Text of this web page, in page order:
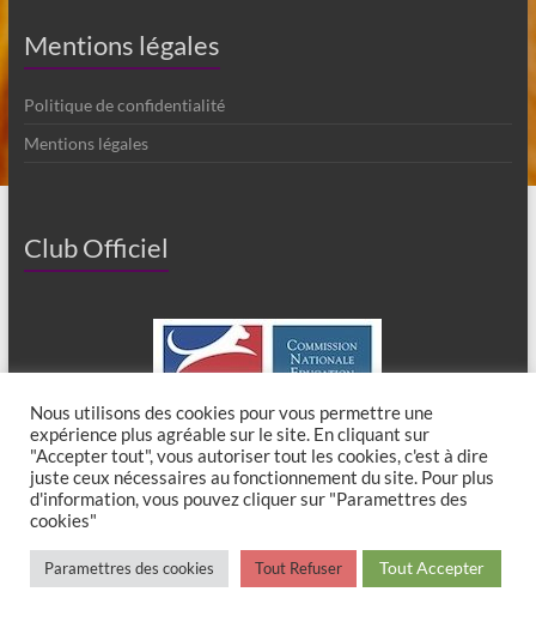
Mentions légales
Politique de confidentialité
Mentions légales
Club Officiel
Copyright © 2026Club Canin de Chaumes en Brie. All rights reserved. Theme
Spaciousby ThemeGrill. Powered by: WordPress.
Nous utilisons des cookies pour vous permettre une
expérience plus agréable sur le site. En cliquant sur
"Accepter tout", vous autoriser tout les cookies, c'est à dire
juste ceux nécessaires au fonctionnement du site. Pour plus
d'information, vous pouvez cliquer sur "Paramettres des
cookies"
Paramettres des cookies Tout Refuser Tout Accepter